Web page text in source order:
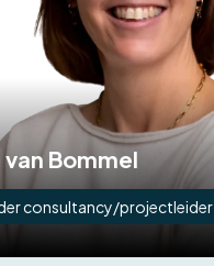
Bommel
consultancy/projectleider